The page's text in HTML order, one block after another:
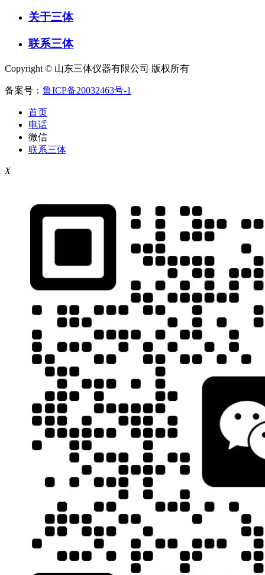
关于三体
联系三体
Copyright © 山东三体仪器有限公司 版权所有
备案号： 鲁ICP备20032463号-1
首页
电话
微信
联系三体
X